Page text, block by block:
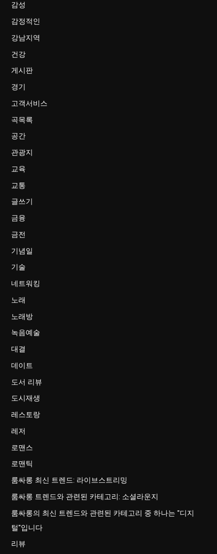
감성
감정적인
강남지역
건강
게시판
경기
고객서비스
곡목록
공간
관광지
교육
교통
글쓰기
금융
금전
기념일
기술
네트워킹
노래
노래방
녹음예술
대결
데이트
도서 리뷰
도시재생
레스토랑
레저
로맨스
로맨틱
룸싸롱 최신 트렌드: 라이브스트리밍
룸싸롱 트렌드와 관련된 카테고리: 소셜라운지
룸싸롱의 최신 트렌드와 관련된 카테고리 중 하나는 "디지
털"입니다
리뷰